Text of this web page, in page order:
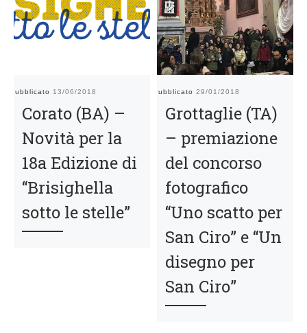
Pubblicato 13/06/2018
Corato (BA) –
Novità per la
18a Edizione di
“Brisighella
sotto le stelle”
Pubblicato 29/01/2018
Grottaglie (TA)
– premiazione
del concorso
fotografico
“Uno scatto per
San Ciro” e “Un
disegno per
San Ciro”